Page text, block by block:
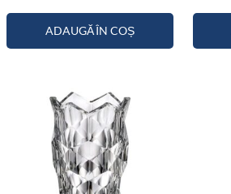
ADAUGĂ ÎN COȘ